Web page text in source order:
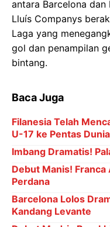
antara Barcelona
Lluís Companys
Laga yang
gol dan penampilan
bintang.
Baca Juga
Filanesia Telah
U-17 ke Pentas Dunia
Imbang Dramatis!
Debut Manis! Franca
Perdana
Barcelona Lolos
Kandang Levante